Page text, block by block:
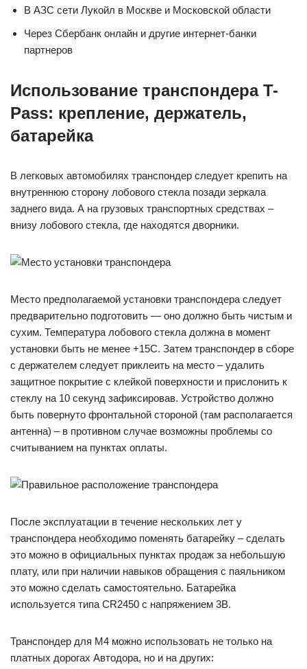
В АЗС сети Лукойл в Москве и Московской области
Через Сбербанк онлайн и другие интернет-банки
партнеров
Использование транспондера T-
Pass: крепление, держатель,
батарейка
В легковых автомобилях транспондер следует крепить на
внутреннюю сторону лобового стекла позади зеркала
заднего вида. А на грузовых транспортных средствах –
внизу лобового стекла, где находятся дворники.
Место предполагаемой установки транспондера следует
предварительно подготовить — оно должно быть чистым и
сухим. Температура лобового стекла должна в момент
установки быть не менее +15С. Затем транспондер в сборе
с держателем следует приклеить на место – удалить
защитное покрытие с клейкой поверхности и прислонить к
стеклу на 10 секунд зафиксировав. Устройство должно
быть повернуто фронтальной стороной (там располагается
антенна) – в противном случае возможны проблемы со
считыванием на пунктах оплаты.
После эксплуатации в течение нескольких лет у
транспондера необходимо поменять батарейку – сделать
это можно в официальных пунктах продаж за небольшую
плату, или при наличии навыков обращения с паяльником
это можно сделать самостоятельно. Батарейка
используется типа CR2450 с напряжением 3В.
Транспондер для М4 можно использовать не только на
платных дорогах Автодора, но и на других: